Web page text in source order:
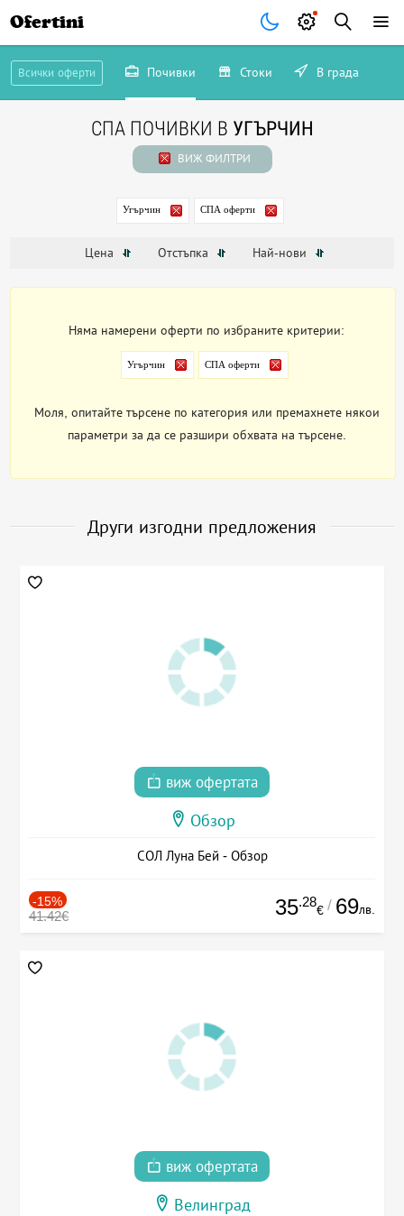
Ofertini
Всички оферти Почивки Стоки В града
СПА ПОЧИВКИ В УГЪРЧИН
ВИЖ ФИЛТРИ
Угърчин СПА оферти
Цена Отстъпка Най-нови
Няма намерени оферти по избраните критерии:
Угърчин СПА оферти
Моля, опитайте търсене по категория или премахнете някои
параметри за да се разшири обхвата на търсене.
Други изгодни предложения
виж офертата
Обзор
СОЛ Луна Бей - Обзор
-15%
41.42€ 35.28
€ / 69лв.
виж офертата
Велинград